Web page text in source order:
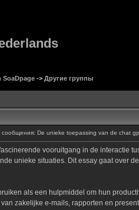
-> Другие группы
сообщения: De unieke toepassing van de chat
vooruitgang in de interactie
unieke situaties. Dit essay gaat over
als een hulpmiddel om hun
zakelijke e-mails, rapporten en